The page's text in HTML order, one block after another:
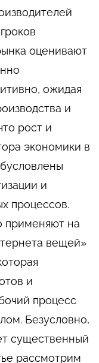
оценивают
ожидая
и
рост и
экономики в
и
процессов.
применяют на
вещей»
и
процесс
Безусловно,
существенный
рассмотрим